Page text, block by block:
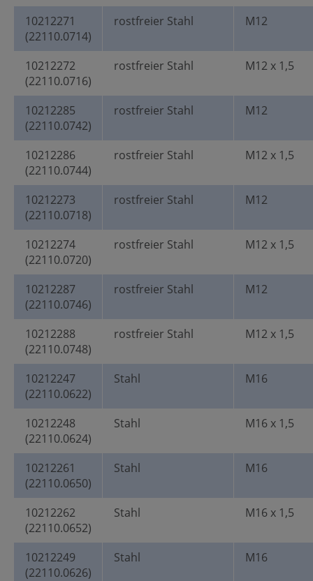
10212271
(22110.0714)
rostfreier Stahl M12
10212272
(22110.0716)
rostfreier Stahl M12 x 1,5
10212285
(22110.0742)
rostfreier Stahl M12
10212286
(22110.0744)
rostfreier Stahl M12 x 1,5
10212273
(22110.0718)
rostfreier Stahl M12
10212274
(22110.0720)
rostfreier Stahl M12 x 1,5
10212287
(22110.0746)
rostfreier Stahl M12
10212288
(22110.0748)
rostfreier Stahl M12 x 1,5
10212247
(22110.0622)
Stahl M16
10212248
(22110.0624)
Stahl M16 x 1,5
10212261
(22110.0650)
Stahl M16
10212262
(22110.0652)
Stahl M16 x 1,5
10212249
(22110.0626)
Stahl M16